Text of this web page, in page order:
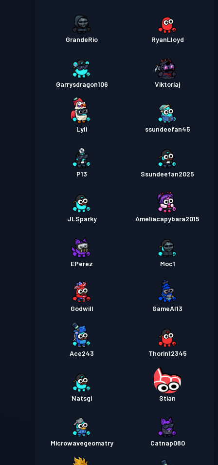
GrandeRio RyanLloyd
Garrysdragon106 Viktoriaj
Lyli ssundeefan45
P13 Ssundeefan2025
JLSparky Ameliacapybara2015
EPerez Moc1
Godwill GameAl13
Ace243 Thorin12345
Natsgi Stian
Microwavegeomatry Catnap080